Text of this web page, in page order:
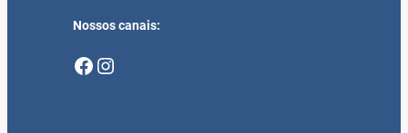
Nossos canais:
Facebook Instagram